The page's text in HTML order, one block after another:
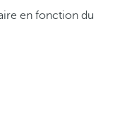
en fonction du